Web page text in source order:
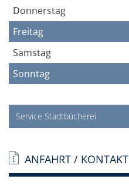
Donnerstag
Freitag
Samstag
Sonntag
Service Stadtbücherei
ANFAHRT / KONTAKT